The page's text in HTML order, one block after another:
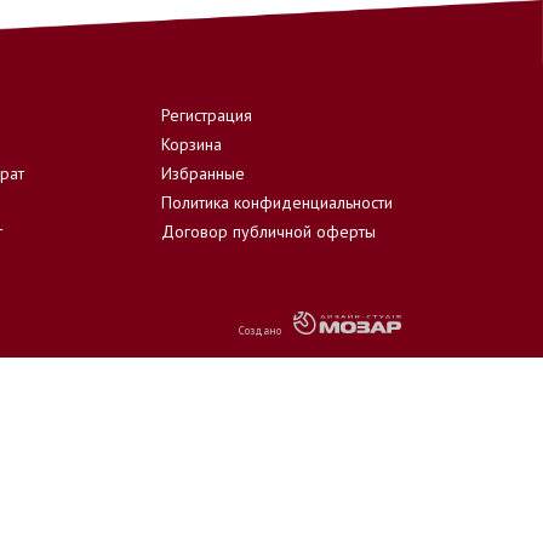
Регистрация
Корзина
Избранные
Политика конфиденциальности
Договор публичной оферты
Создано